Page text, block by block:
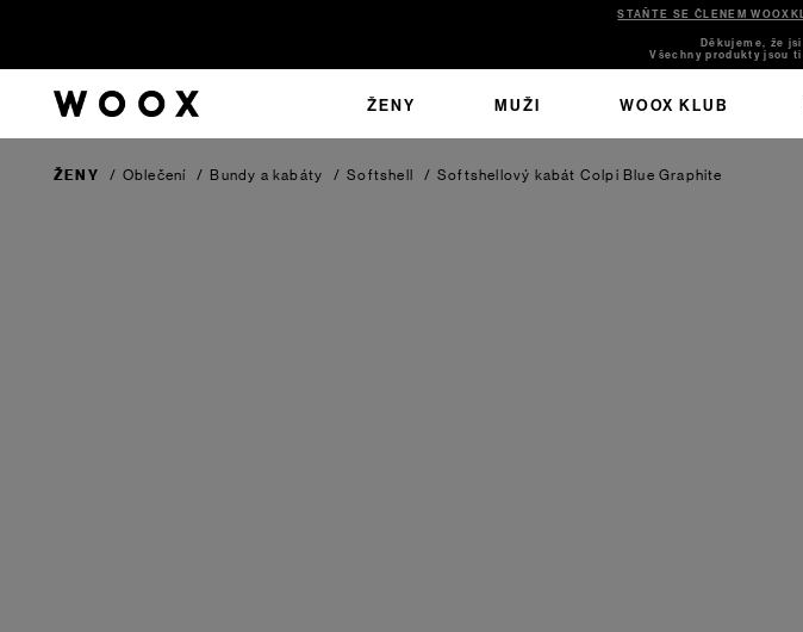
STAŇTE SE ČLENEM
Děkujeme, že
Všechny produkty jsou
ŽENY MUŽI WOOX KLUB
ŽENY / Oblečení / Bundy a kabáty / Softshell / Softshellový kabát Colpi Blue Graphite